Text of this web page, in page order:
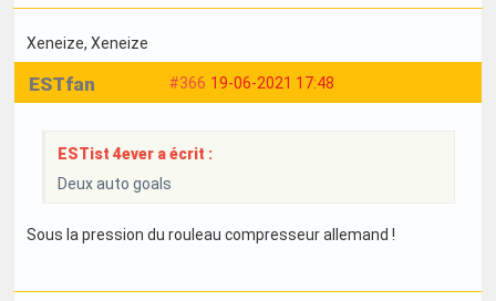
Xeneize, Xeneize
#366 19-06-2021 17:48
ESTfan
ESTist 4ever a écrit :
Deux auto goals
Sous la pression du rouleau compresseur allemand !